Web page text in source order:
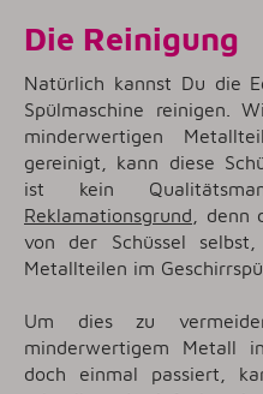
Die Reinigung
Natürlich kannst Du die
Spülmaschine reinigen.
minderwertigen
gereinigt, kann diese
ist kein
Reklamationsgrund , denn
von der Schüssel
Metallteilen im
Um dies zu
minderwertigem Metall
doch einmal passiert,